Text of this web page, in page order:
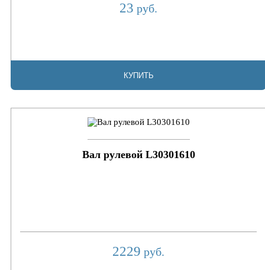
23 руб.
КУПИТЬ
Вал рулевой L30301610
2229 руб.